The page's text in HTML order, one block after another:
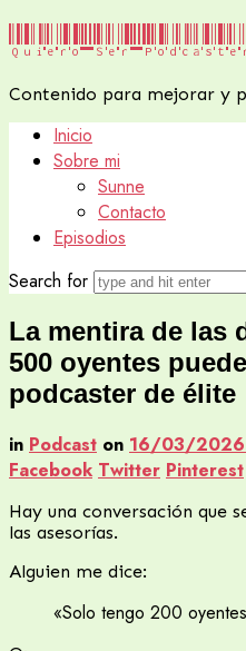
Quiero
Podcaster
Quiero Ser
Contenido para mejorar y
Inicio
Sobre mi
Sunne
Contacto
Episodios
Search for
La mentira de las
500 oyentes
podcaster de élite
in Podcast on 16/03/2026
Facebook Twitter Pinterest
Hay una conversación que
las asesorías.
Alguien me dice:
«Solo tengo 200